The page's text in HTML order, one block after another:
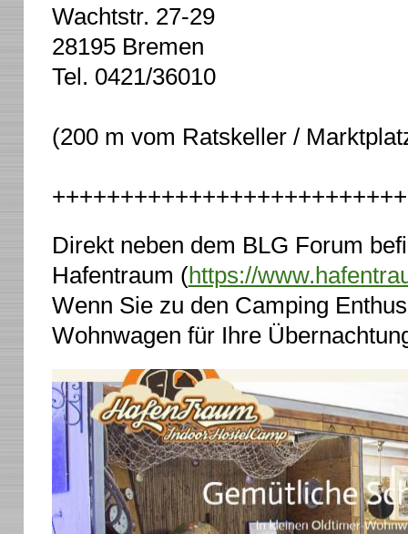
Wachtstr. 27-29
28195 Bremen
Tel. 0421/36010
(200 m vom Ratskeller /
Direkt neben dem BLG Forum
Hafentraum (https://
Wenn Sie zu den Camping
Wohnwagen für Ihre